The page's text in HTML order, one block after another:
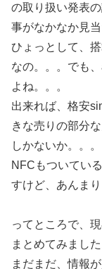
の取り扱い発表
事がなかなか見
ひょっとして、
なの。。。でも
よね。。。
出来れば、格安
きな売りの部分
しかないか。。。
NFCもついてい
すけど、あんま
ってところで、
まとめてみました
まだまだ、情報